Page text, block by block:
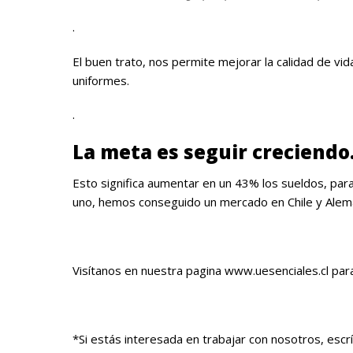
.
El buen trato, nos permite mejorar la calidad de
uniformes.
.
La meta es seguir
Esto significa aumentar en un 43% los sueldos,
uno, hemos conseguido un mercado en Chile y
Visítanos en nuestra pagina www.uesenciales.cl
*Si estás interesada en trabajar con nosotros,